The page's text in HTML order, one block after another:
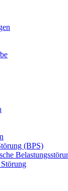
(BPS)